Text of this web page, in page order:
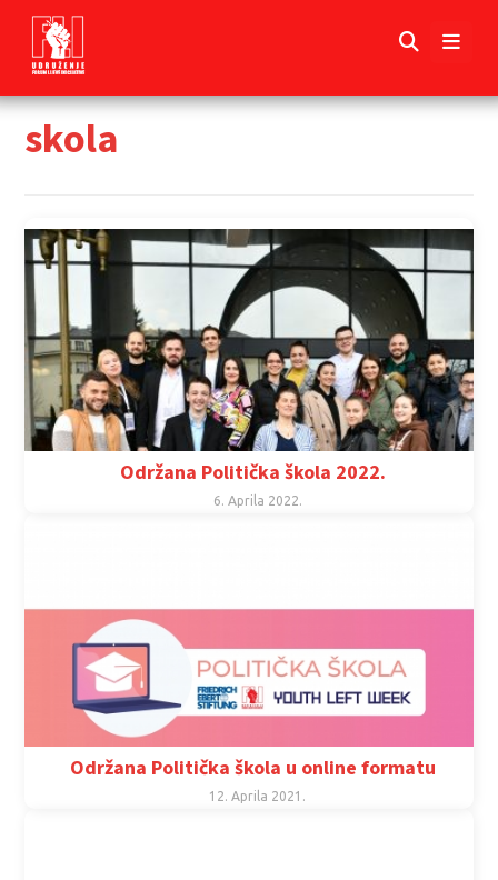
skola
Održana Politička škola 2022.
6. Aprila 2022.
Održana Politička škola u online formatu
12. Aprila 2021.